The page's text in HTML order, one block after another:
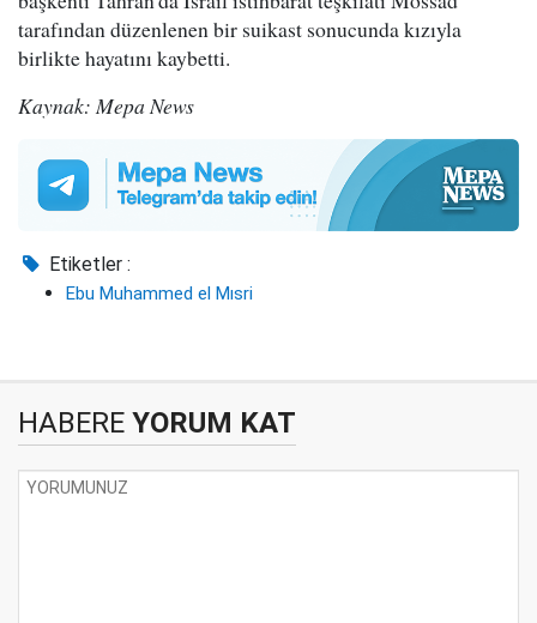
tarafından düzenlenen bir suikast sonucunda kızıyla
birlikte hayatını kaybetti.
Kaynak: Mepa News
Etiketler :
Ebu Muhammed el Mısri
HABERE YORUM KAT